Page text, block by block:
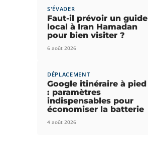
S'ÉVADER
Faut-il prévoir un guide
local à Iran Hamadan
pour bien visiter ?
6 août 2026
DÉPLACEMENT
Google itinéraire à pied
: paramètres
indispensables pour
économiser la batterie
4 août 2026